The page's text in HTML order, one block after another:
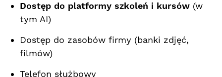
Dostęp do platformy szkoleń i kursów (w
tym AI)
Dostęp do zasobów firmy (banki zdjęć,
filmów)
Telefon służbowy